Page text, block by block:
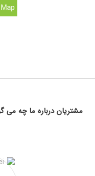
مشتریان درباره ما چه می